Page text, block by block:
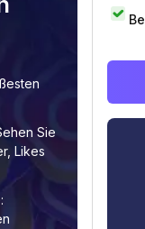
Sie
Likes